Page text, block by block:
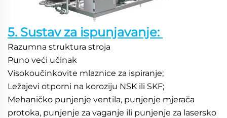
5. Sustav za ispunjavanje:
Razumna struktura stroja
Puno veći učinak
Visokoučinkovite mlaznice za ispiranje;
Ležajevi otporni na koroziju NSK ili SKF;
Mehaničko punjenje ventila, punjenje mjerača
protoka, punjenje za vaganje ili punjenje za lasersko